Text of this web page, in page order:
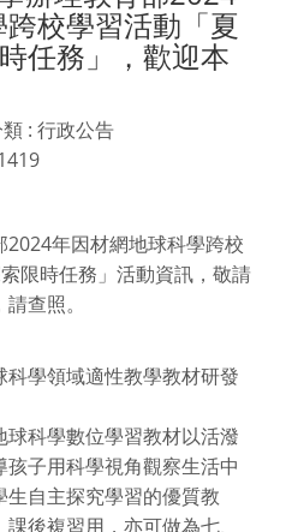
校學習活動「夏
任務」，歡迎本
: 行政公告
年因材網地球科學跨校
限時任務」活動資訊，敬請
查照。
學領域適性教學教材研發
科學數位學習教材以活潑
子用科學視角觀察生活中
自主探究學習的優質教
後複習用，亦可做為七、